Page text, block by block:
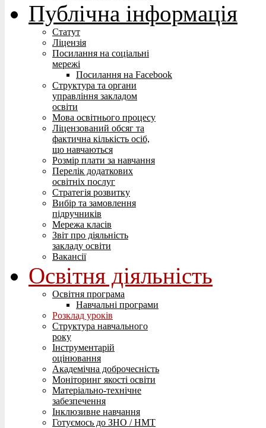
Публічна інформація
Статут
Ліцензія
Посилання на соціальні
мережі
Посилання на Facebook
Структура та органи
управління закладом
освіти
Мова освітнього процесу
Ліцензований обсяг та
фактична кількість осіб,
що навчаються
Розмір плати за навчання
Перелік додаткових
освітніх послуг
Стратегія розвитку
Вибір та замовлення
підручників
Мережа класів
Звіт про діяльність
закладу освіти
Вакансії
Освітня діяльність
Освітня програма
Навчальні програми
Розклад уроків
Структура навчального
року
Інструментарій
оцінювання
Академічна доброчесність
Моніторинг якості освіти
Матеріально-технічне
забезпечення
Інклюзивне навчання
Готуємось до ЗНО / НМТ